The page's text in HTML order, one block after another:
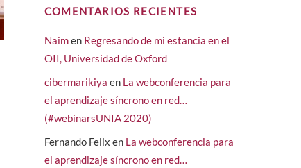
COMENTARIOS RECIENTES
Naimen Regresando de mi estancia en el
OII, Universidad de Oxford
cibermarikiya en La webconferencia para
el aprendizaje síncrono en red…
(#webinarsUNIA 2020)
Fernando Felix en La webconferencia para
el aprendizaje síncrono en red…